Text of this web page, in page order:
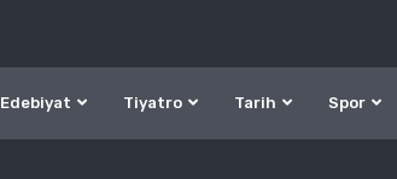
Edebiyat Tiyatro Tarih Spor